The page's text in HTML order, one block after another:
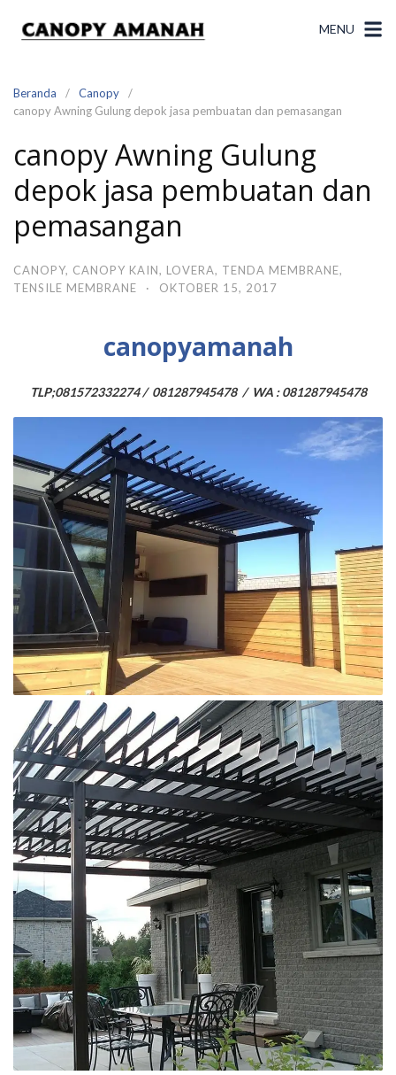
MENU
Beranda
Canopy
canopy Awning Gulung depok jasa pembuatan dan pemasangan
canopy Awning Gulung
depok jasa pembuatan dan
pemasangan
CANOPY, CANOPY KAIN, LOVERA, TENDA MEMBRANE,
TENSILE MEMBRANE
· OKTOBER 15, 2017
canopyamanah
TLP;081572332274 / 081287945478/ WA : 081287945478